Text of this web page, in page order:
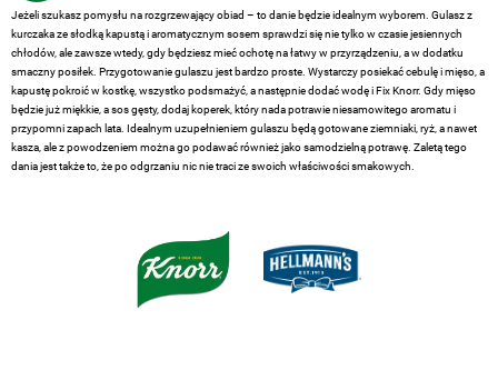
Jeżeli szukasz pomysłu na rozgrzewający obiad – to danie będzie idealnym wyborem. Gulasz z
kurczaka ze słodką kapustą i aromatycznym sosem sprawdzi się nie tylko w czasie jesiennych
chłodów, ale zawsze wtedy, gdy będziesz mieć ochotę na łatwy w przyrządzeniu, a w dodatku
smaczny posiłek. Przygotowanie gulaszu jest bardzo proste. Wystarczy posiekać cebulę i mięso, a
kapustę pokroić w kostkę, wszystko podsmażyć, a następnie dodać wodę i Fix Knorr. Gdy mięso
będzie już miękkie, a sos gęsty, dodaj koperek, który nada potrawie niesamowitego aromatu i
przypomni zapach lata. Idealnym uzupełnieniem gulaszu będą gotowane ziemniaki, ryż, a nawet
kasza, ale z powodzeniem można go podawać również jako samodzielną potrawę. Zaletą tego
dania jest także to, że po odgrzaniu nic nie traci ze swoich właściwości smakowych.